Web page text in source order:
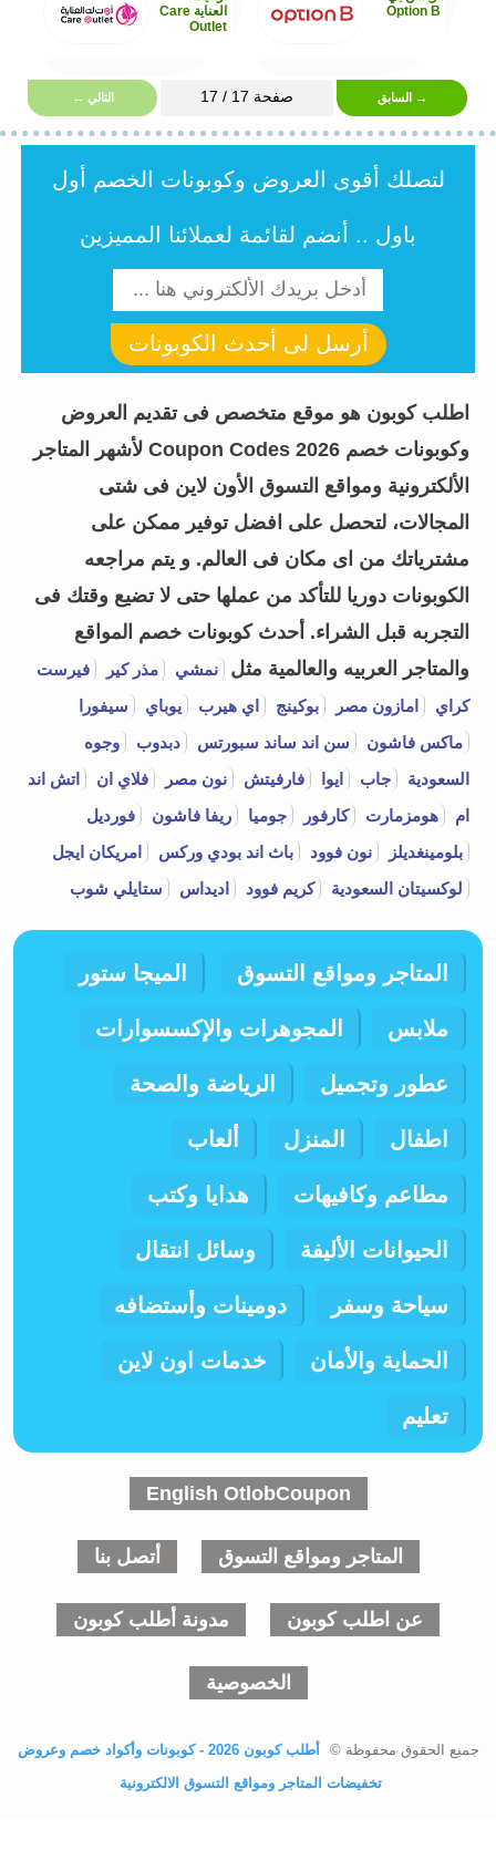
Option B
العناية Care
Outlet
→ السابق صفحة 17 / 17 التالي ←
لتصلك أقوى العروض وكوبونات الخصم أول
باول .. أنضم لقائمة لعملائنا المميزين
أرسل لى أحدث الكوبونات
اطلب كوبون هو موقع متخصص فى تقديم العروض
وكوبونات خصم Coupon Codes 2026 لأشهر المتاجر
الألكترونية ومواقع التسوق الأون لاين فى شتى
المجالات، لتحصل على افضل توفير ممكن على
مشترياتك من اى مكان فى العالم. و يتم مراجعه
الكوبونات دوريا للتأكد من عملها حتى لا تضيع وقتك فى
التجربه قبل الشراء. أحدث كوبونات خصم المواقع
والمتاجر العربيه والعالمية مثل
نمشي مذر كير
فيرست
كراي
امازون مصر بوكينج اي هيرب يوباي
سيفورا
ماكس فاشون
سن اند ساند سبورتس دبدوب
وجوه
السعودية
جاب ايوا فارفيتش نون مصر فلاي ان
اتش اند
ام
هومزمارت كارفور جوميا ريفا فاشون
فورديل
بلومينغديلز
نون فوود باث اند بودي وركس
امريكان ايجل
لوكسيتان السعودية
كريم فوود اديداس ستايلي شوب
المتاجر ومواقع التسوق الميجا ستور
ملابس المجوهرات والإكسسوارات
عطور وتجميل الرياضة والصحة
اطفال المنزل ألعاب
مطاعم وكافيهات هدايا وكتب
الحيوانات الأليفة وسائل انتقال
سياحة وسفر دومينات وأستضافه
الحماية والأمان خدمات اون لاين
تعليم
English OtlobCoupon
المتاجر ومواقع التسوق أتصل بنا
عن اطلب كوبون مدونة أطلب كوبون
الخصوصية
جميع الحقوق محفوظة ©
أطلب كوبون 2026 - كوبونات وأكواد خصم وعروض
تخفيضات المتاجر ومواقع التسوق الالكترونية